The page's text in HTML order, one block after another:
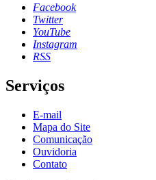
Facebook
Twitter
YouTube
Instagram
RSS
Serviços
E-mail
Mapa do Site
Comunicação
Ouvidoria
Contato